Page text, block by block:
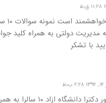
باسلام و
مدیریت دولتی به همراه کلید
با تشکر
لطفاً سوالات کنکور دکترا دانشگاه